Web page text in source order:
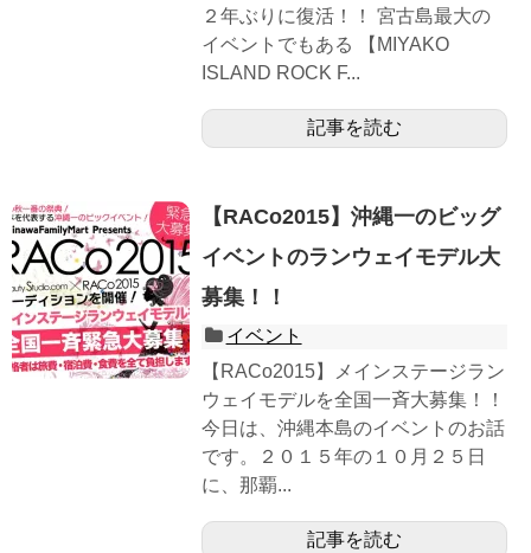
２年ぶりに復活！！ 宮古島最大の
イベントでもある 【MIYAKO
ISLAND ROCK F...
記事を読む
【RACo2015】沖縄一のビッグ
イベントのランウェイモデル大
募集！！
イベント
【RACo2015】メインステージラン
ウェイモデルを全国一斉大募集！！
今日は、沖縄本島のイベントのお話
です。２０１５年の１０月２５日
に、那覇...
記事を読む